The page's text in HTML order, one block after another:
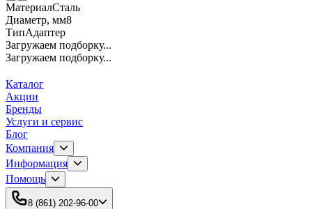
МатериалСталь
Диаметр, мм8
ТипАдаптер
Загружаем подборку...
Загружаем подборку...
Каталог
Акции
Бренды
Услуги и сервис
Блог
Компания
Информация
Помощь
8 (861) 202-96-00